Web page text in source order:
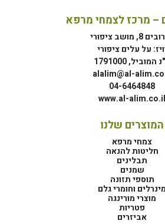
– מרכז לצמחי מרפא
מושב ציפורי
על עלים ציפורי
המוביל, 1791000
alalim@al-
04-6464848
www.al-alim.co.il
המוצרים שלנו
צמחי מרפא
חליטות להנאה
תבלינים
שמנים
תוספי תזונה
מינרלים וחומרי גלם
מוצרי מורינגה
פטריות
אביזרים